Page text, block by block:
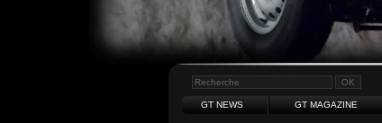
GT NEWS GT MAGAZINE